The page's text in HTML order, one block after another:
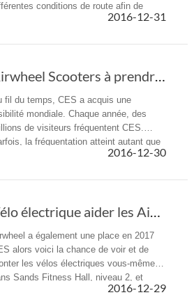
conditions de route afin de
des coureurs l’expérience de2016-12-31
Airwheel Scooters à prendre Part à CES 2017
fil du temps, CES a acquis une
mondiale. Chaque année, des
de visiteurs fréquentent CES.
la fréquentation atteint autant que
million. La passe de prouver la popularité
2016-12-30
Vélo électrique aider les Airwheel R5, A ne p...
a également une place en 2017
alors voici la chance de voir et de
les vélos électriques vous-mêmes
Sands Fitness Hall, niveau 2, et
2016-12-29